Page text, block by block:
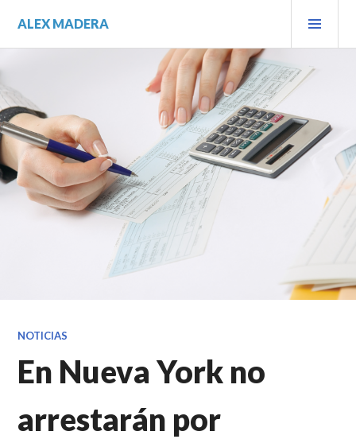
contenido.
ALEX MADERA
NOTICIAS
En Nueva York no
arrestarán por